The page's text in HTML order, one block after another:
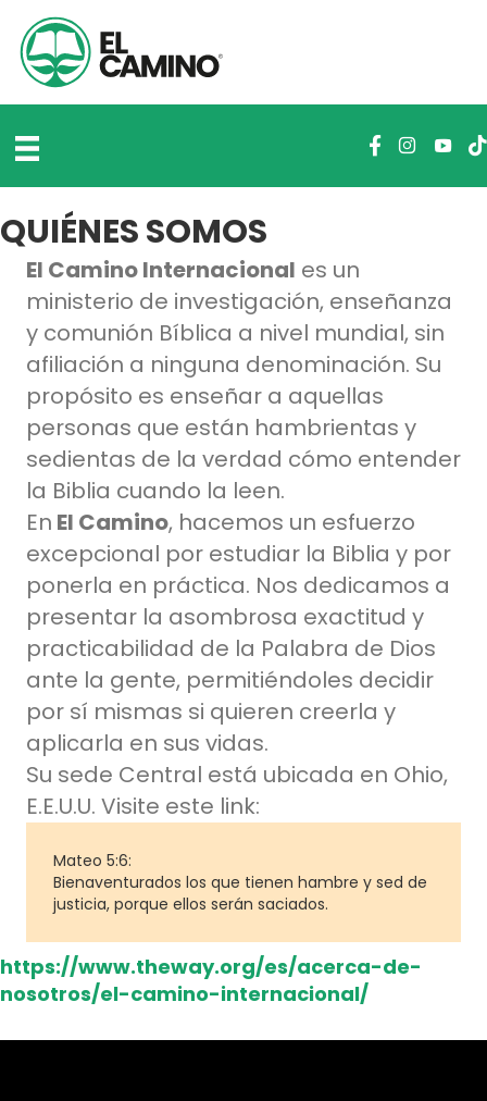
QUIÉNES SOMOS
El Camino Internacional es un
ministerio de investigación, enseñanza
y comunión Bíblica a nivel mundial, sin
afiliación a ninguna denominación. Su
propósito es enseñar a aquellas
personas que están hambrientas y
sedientas de la verdad cómo entender
la Biblia cuando la leen.
En El Camino, hacemos un esfuerzo
excepcional por estudiar la Biblia y por
ponerla en práctica. Nos dedicamos a
presentar la asombrosa exactitud y
practicabilidad de la Palabra de Dios
ante la gente, permitiéndoles decidir
por sí mismas si quieren creerla y
aplicarla en sus vidas.
Su sede Central está ubicada en Ohio,
E.E.U.U. Visite este link:
Mateo 5:6:
Bienaventurados los que tienen hambre y sed de
justicia, porque ellos serán saciados.
https://www.theway.org/es/acerca-de-
nosotros/el-camino-internacional/